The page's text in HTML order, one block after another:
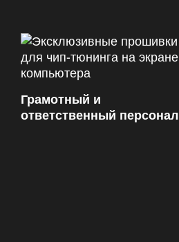
Грамотный и
ответственный персонал